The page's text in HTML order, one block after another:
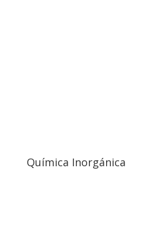
Química Inorgánica